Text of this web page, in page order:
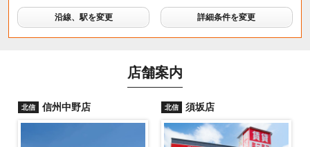
沿線、駅を変更 詳細条件を変更
店舗案内
北信 信州中野店 北信 須坂店